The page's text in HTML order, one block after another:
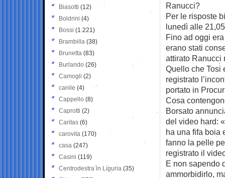
Ranucci?
Per le risposte
lunedì alle
Fino ad oggi
erano stati
attirato Ranucci
Quello che Tosi
registrato
portato in
Cosa
Borsato
del video hard:
ha una fifa boia
fanno la pelle
registrato il
E non sapendo
ammorbidirlo,
Biasotti (12)
Boldrini (4)
Bossi (1.221)
Brambilla (38)
Brunetta (83)
Burlando (26)
Camogli (2)
canile (4)
Cappello (8)
Caprotti (2)
Caritas (6)
carovita (170)
casa (247)
Casini (119)
Centrodestra in Liguria (35)